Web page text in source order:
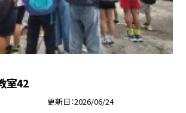
室42
更新日 2026/06/24